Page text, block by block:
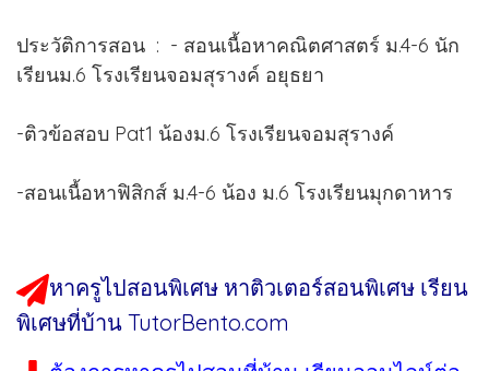
ประวัติการสอน : - สอนเนื้อหาคณิตศาสตร์ ม.4-6 นัก
เรียนม.6 โรงเรียนจอมสุรางค์ อยุธยา
-ติวข้อสอบ Pat1 น้องม.6 โรงเรียนจอมสุรางค์
-สอนเนื้อหาฟิสิกส์ ม.4-6 น้อง ม.6 โรงเรียนมุกดาหาร
หาครูไปสอนพิเศษ หาติวเตอร์สอนพิเศษ เรียน
พิเศษที่บ้าน TutorBento.com